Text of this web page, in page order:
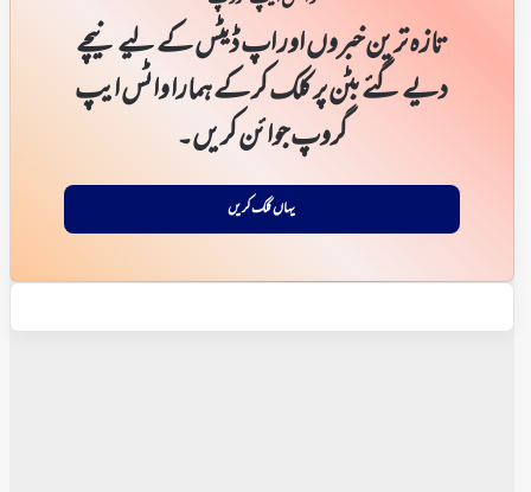
تازہ ترین خبروں اور اپ ڈیٹس کے لیے نیچے
دیے گئے بٹن پر کلک کر کے ہمارا واٹس ایپ
گروپ جوائن کریں۔
یہاں کلک کریں